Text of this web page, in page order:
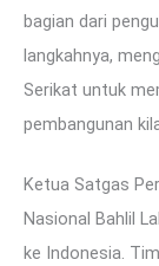
bagian dari
langkahnya,
Serikat untuk
pembangunan
Ketua Satgas
Nasional Bahlil
ke Indonesia.